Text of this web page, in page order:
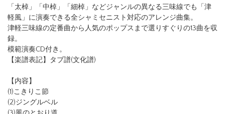
「太棹」「中棹」「細棹」などジャンルの異なる三味線でも「津
軽風」に演奏できる全シャミセニスト対応のアレンジ曲集。
津軽三味線の定番曲から人気のポップスまで選りすぐりの13曲を収
録。
模範演奏CD付き。
【楽譜表記】タブ譜(文化譜)
【内容】
(1)こきりこ節
(2)ジングルベル